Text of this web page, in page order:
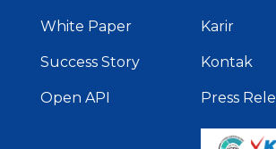
White Paper
Success Story
Open API
Karir
Kontak
Press